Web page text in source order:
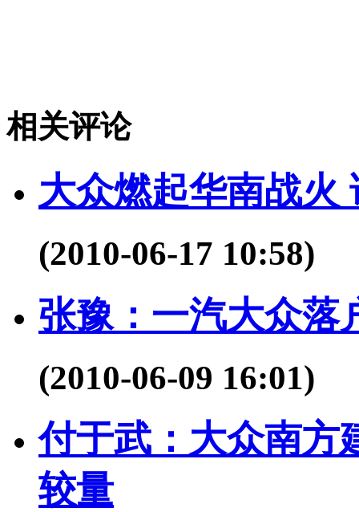
相关评论
大众燃起华南战火
(2010-06-17 10:58)
张豫：一汽大众落
(2010-06-09 16:01)
付于武：大众南方
较量